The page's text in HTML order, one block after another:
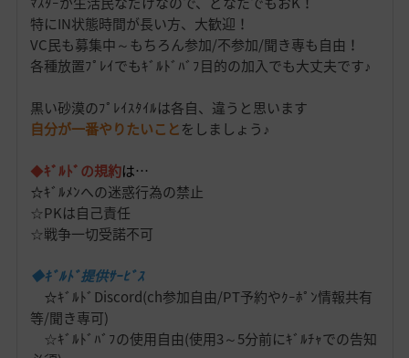
特にIN状態時間が長い方、大歓迎！
VC民も募集中～もちろん参加/不参加/聞き専も自由！
各種放置ﾌﾟﾚｲでもｷﾞﾙﾄﾞﾊﾞﾌ目的の加入でも大丈夫です♪
黒い砂漠のﾌﾟﾚｲｽﾀｲﾙは各自、違うと思います
自分が一番やりたいことをしましょう♪
◆ｷﾞﾙﾄﾞの規約は…
☆ｷﾞﾙﾒﾝへの迷惑行為の禁止
☆PKは自己責任
☆戦争一切受諾不可
◆ｷﾞﾙﾄﾞ提供ｻｰﾋﾞｽ
☆ｷﾞﾙﾄﾞDiscord(ch参加自由/PT予約やｸｰﾎﾟﾝ情報共有
等/聞き専可)
☆ｷﾞﾙﾄﾞﾊﾞﾌの使用自由(使用3～5分前にｷﾞﾙﾁｬでの告知